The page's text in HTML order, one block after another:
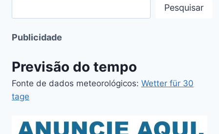
Pesquisar
Publicidade
Previsão do tempo
Fonte de dados meteorológicos: Wetter für 30
tage